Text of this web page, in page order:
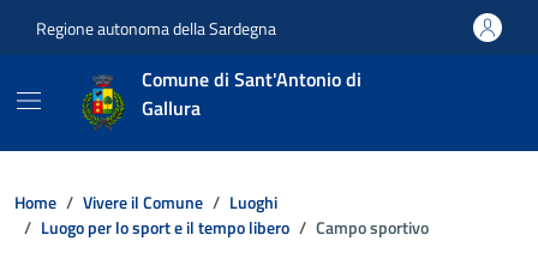
Regione autonoma della Sardegna
Comune di Sant'Antonio di
Gallura
Home Vivere il Comune
Luoghi
Luogo per lo sport e il tempo libero
Campo sportivo